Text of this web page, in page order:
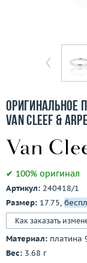
О компании
Контакты
3D-тур по
Оригинальное
Van Cleef &
✔ 100% оригинал
Артикул: 240418/1
Размер: 17.75,
Как заказать
Материал: платина
Вес: 3.68 г